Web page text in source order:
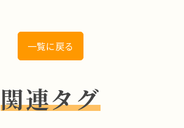
一覧に戻る
関連タグ